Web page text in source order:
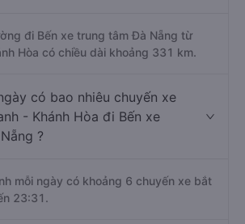
đi Bến xe trung tâm Đà Nẵng từ
Hòa có chiều dài khoảng 331 km.
có bao nhiêu chuyến xe
- Khánh Hòa đi Bến xe
?
mỗi ngày có khoảng 6 chuyến xe bắt
23:31.